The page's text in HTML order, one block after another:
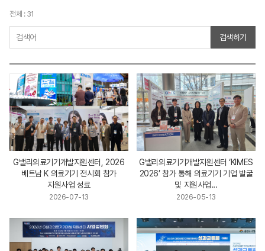
전체 : 31
검색하기
G밸리의료기기개발지원센터, 2026
베트남 K 의료기기 전시회 참가
지원사업 성료
2026-07-13
G밸리의료기기개발지원센터 ‘KIMES
2026’ 참가 통해 의료기기 기업 발굴
및 지원사업...
2026-05-13